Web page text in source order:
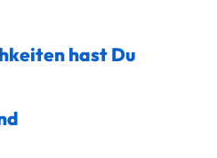
hast Du